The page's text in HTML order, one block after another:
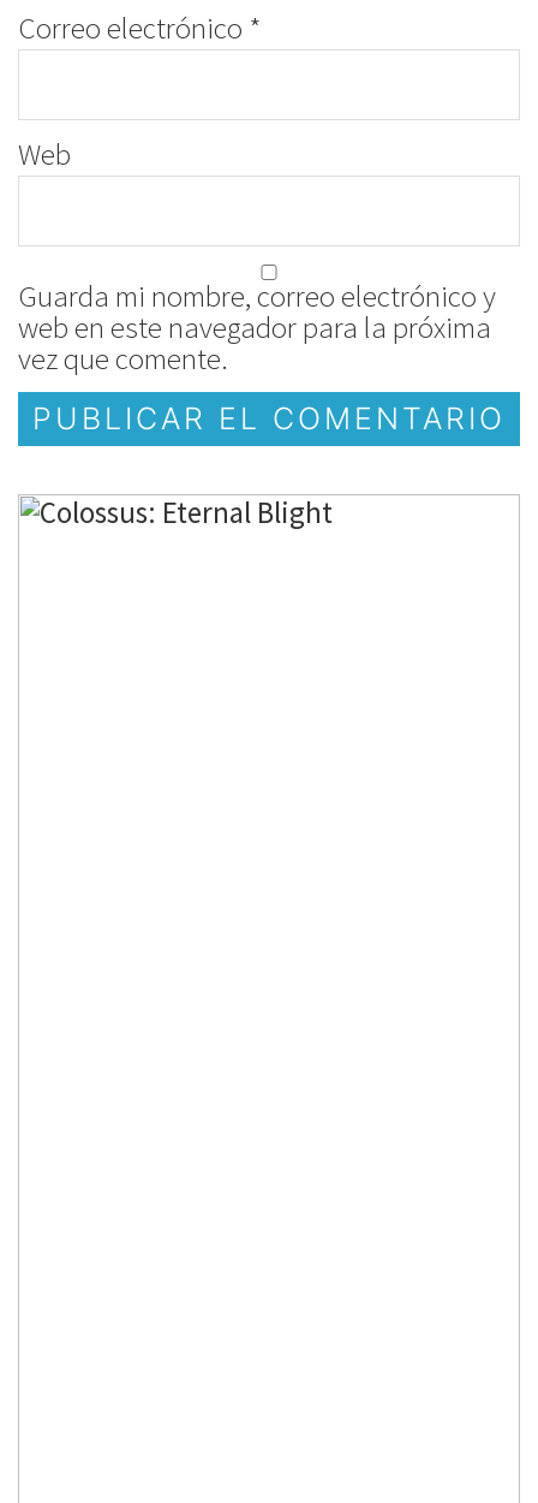
Correo electrónico *
Web
Guarda mi nombre, correo electrónico y
web en este navegador para la próxima
vez que comente.